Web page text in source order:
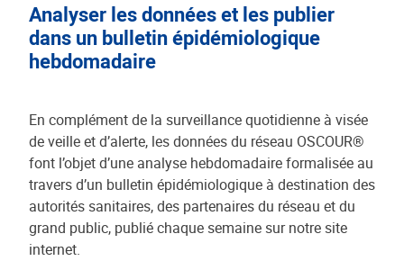
Analyser les données et les publier
dans un bulletin épidémiologique
hebdomadaire
En complément de la surveillance quotidienne à visée
de veille et d’alerte, les données du réseau OSCOUR®
font l’objet d’une analyse hebdomadaire formalisée au
travers d’un bulletin épidémiologique à destination des
autorités sanitaires, des partenaires du réseau et du
grand public, publié chaque semaine sur notre site
internet.